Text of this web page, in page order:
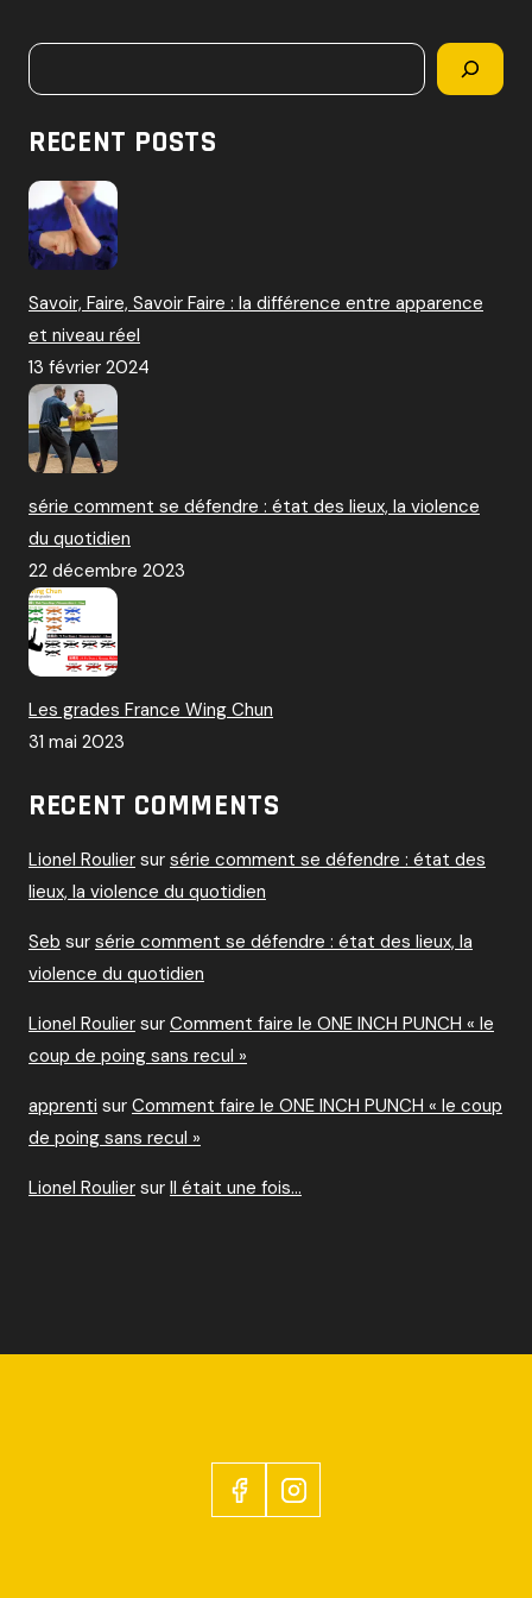
r
Rechercher
RECENT POSTS
Savoir, Faire, Savoir Faire : la différence entre apparence
et niveau réel
13 février 2024
série comment se défendre : état des lieux, la violence
du quotidien
22 décembre 2023
Les grades France Wing Chun
31 mai 2023
RECENT COMMENTS
Lionel Roulier sur série comment se défendre : état des
lieux, la violence du quotidien
Seb sur série comment se défendre : état des lieux, la
violence du quotidien
Lionel Roulier sur Comment faire le ONE INCH PUNCH « le
coup de poing sans recul »
apprenti sur Comment faire le ONE INCH PUNCH « le coup
de poing sans recul »
Lionel Roulier sur Il était une fois…